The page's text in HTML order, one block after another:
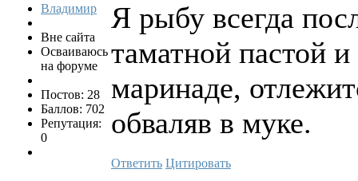
Владимир
Вне сайта
Осваиваюсь
на форуме
Постов: 28
Баллов: 702
Репутация:
0
Я рыбу всегда
таматной пастой
маринаде,
обваляв в муке.
Ответить Цитировать